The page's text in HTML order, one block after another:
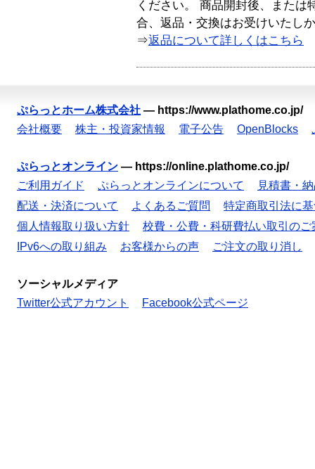
ください。 商品開封後、または
合、返品・交換はお受けいたし
⇒返品について詳しくはこちら
ぷらっとホーム株式会社 — https://www.plathome.co.jp/
会社概要
株主・投資家情報 電子公告 OpenBlocks
ぷらっとオンライン — https://online.plathome.co.jp/
ご利用ガイド
ぷらっとオンラインについて
見積書・
配送・決済について
よくあるご質問
特定商取引法に
個人情報取り扱い方針
校費・公費・科研費払い取引のご
IPv6への取り組み
お客様からの声 ご注文の取り消し
ソーシャルメディア
Twitter公式アカウント
Facebook公式ページ